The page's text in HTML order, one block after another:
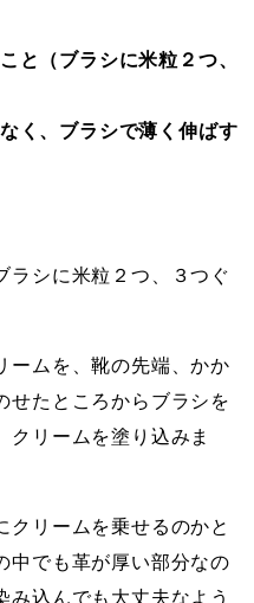
と（ブラシに米粒２つ、
く、ブラシで薄く伸ばす
ラシに米粒２つ、３つぐ
ームを、靴の先端、かか
せたところからブラシを
クリームを塗り込みま
クリームを乗せるのかと
中でも革が厚い部分なの
み込んでも大丈夫なよう